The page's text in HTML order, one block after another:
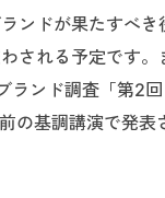
ンドが果たすべき
される予定です。
ランド調査「第2回
の基調講演で発表